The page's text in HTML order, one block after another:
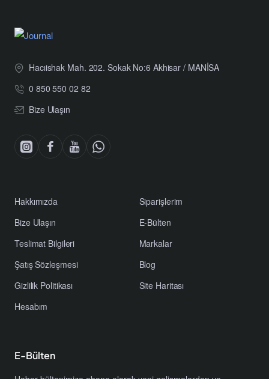
Hacıishak Mah. 202. Sokak No:6 Akhisar / MANİSA
0 850 550 02 82
Bize Ulaşın
Hakkımızda
Bize Ulaşın
Teslimat Bilgileri
Şatış Sözleşmesi
Gizlilik Politikası
Hesabım
Siparişlerim
E-Bülten
Markalar
Blog
Site Haritası
E-Bülten